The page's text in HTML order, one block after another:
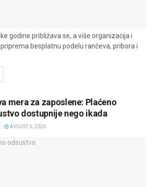
godine približava se, a više organizacija i
besplatnu podelu rančeva, pribora i
mera za zaposlene: Plaćeno
dostupnije nego ikada
AVGUST 6, 2026